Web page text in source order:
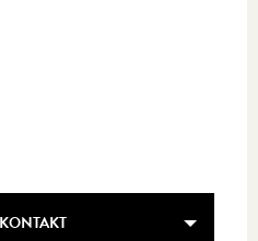
KONTAKT